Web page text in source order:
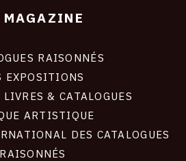
MAGAZINE
RAISONNÉS
EXPOSITIONS
& CATALOGUES
ARTISTIQUE
DES CATALOGUES
RAISONNÉS